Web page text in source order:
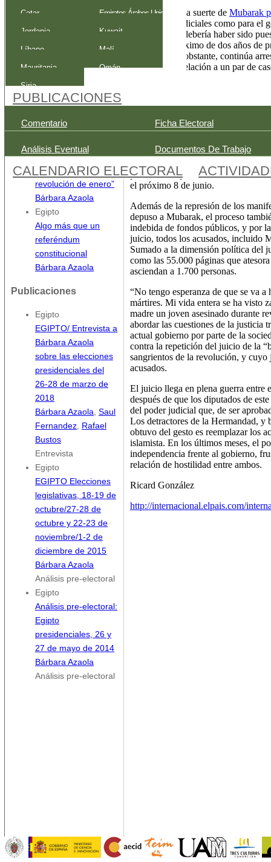
Así las cosas, la suerte de Mubarak
autoridades judiciales como para
debería haber sido
permite un máximo de dos años
superado. No obstante, continúa
detención
en relación a un par de
país se va hundiendo en una crisis
Mubarak va remitiendo. Dentro de
los asistentes mientras los acusados
fuerte cordón de seguridad, se
primero. Después de una breve
el próximo 8 de junio.
Además de la represión de los
depuso a Mubarak, el proceso
indebida de fondos públicos, y por
juicio, todos los acusados, incluido
Sumado a la dimensión política del
como las 55.000 páginas que
asciendan a 1.700 personas.
“No tengo esperanza de que se va
mártires. Mi vida entera se ha visto
madre un joven asesinado durante
abordar las cuestiones de la justicia
actual gobierno por parte de la
contra la repetición del juicio de la
sangrientos de la revolución, y
acusados.
El juicio llega en plena guerra entre
después de que los diputados de
del poder judicial que, de ser
Los detractores de la Hermandad, y
obtuvo del gesto es reemplazar los
islamista. En los últimos meses, el
independencia frente al gobierno,
relación de hostilidad entre ambos.
Ricard González
http://internacional.elpais.com/
Catar
Emiratos Árabes Unidos
Jordania
Kuwait
Líbano
Malí
Mauritania
Omán
Siria
PUBLICACIONES
Comentario Ficha Electoral
Análisis Eventual Documentos De Trabajo
CALENDARIO ELECTORAL
Comentarios
Argelia, Egipto,
19: Cuando el
umbral del 30%
enfermedades
Egipto
“Yo participé en la
revolución de enero”
Bárbara Azaola
Egipto
Algo más que un
referéndum
constitucional
Bárbara Azaola
Publicaciones
Egipto
EGIPTO/ Entrevista a
Bárbara Azaola
sobre las elecciones
presidenciales del
26-28 de marzo de
2018
Bárbara Azaola, Saul
Fernandez, Rafael
Bustos
Entrevista
Egipto
EGIPTO Elecciones
legislativas, 18-19 de
octubre/27-28 de
octubre y 22-23 de
noviembre/1-2 de
diciembre de 2015
Bárbara Azaola
Análisis pre-electoral
Egipto
Análisis pre-electoral:
Egipto
presidenciales, 26 y
27 de mayo de 2014
Bárbara Azaola
Análisis pre-electoral